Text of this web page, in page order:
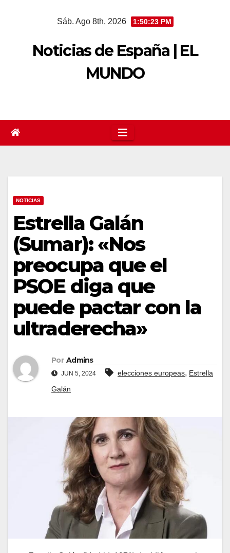
Sáb. Ago 8th, 2026 1:50:23 PM
Noticias de España | EL
MUNDO
NOTICIAS
Estrella Galán
(Sumar): «Nos
preocupa que el
PSOE diga que
puede pactar con la
ultraderecha»
Por Admins
JUN 5, 2024 elecciones europeas, Estrella
Galán